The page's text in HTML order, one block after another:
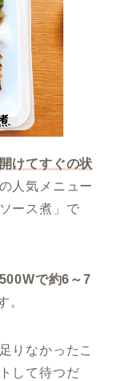
けてすぐの状
人気メニュー
ース煮」で
500Wで約6～7
。
りなかったこ
して待つだ